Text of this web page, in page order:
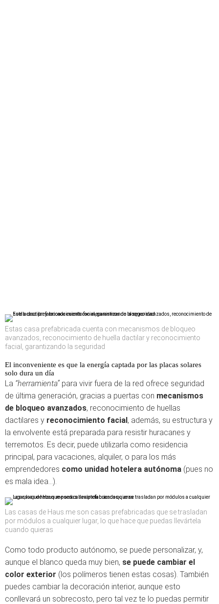
Estas casa prefabricada cuenta con mecanismos de bloqueo
avanzados, reconocimiento de huella dactilar y reconocimiento
facial, garantizando la seguridad
El inconveniente es que la energía captada por las placas solares
solo dura un día
La “herramienta”para vivir fuera de la red ofrece seguridad
de última generación, gracias a puertas con mecanismos
de bloqueo avanzados, reconocimiento de huellas
dactilares y reconocimiento facial, además, su estructura y
la envolvente está preparada para resistir huracanes y
terremotos. Es decir, puede utilizarla como residencia
principal, para vacaciones, alquiler, o para los más
emprendedores como unidad hotelera autónoma (pues no
es mala idea…).
Las casas de Haus.me son casas prefabricadas que se trasladan
por módulos a cualquier lugar, lo que hace que puedas llevártela
cuando quieras
Como todo producto autónomo, se puede personalizar, y,
aunque el blanco queda muy bien, se puede cambiar el
color exterior (los polímeros tienen estas cosas). También
puedes cambiar la decoración interior, aunque esto
conllevará un sobrecosto, pero tal vez te lo puedas permitir